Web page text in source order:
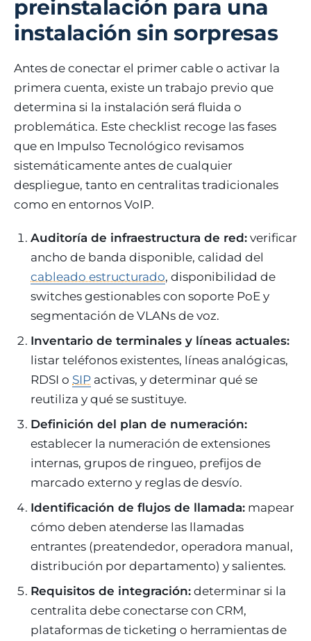
preinstalación para una
instalación sin sorpresas
Antes de conectar el primer cable o activar la
primera cuenta, existe un trabajo previo que
determina si la instalación será fluida o
problemática. Este checklist recoge las fases
que en Impulso Tecnológico revisamos
sistemáticamente antes de cualquier
despliegue, tanto en centralitas tradicionales
como en entornos VoIP.
Auditoría de infraestructura de red: verificar
ancho de banda disponible, calidad del
cableado estructurado, disponibilidad de
switches gestionables con soporte PoE y
segmentación de VLANs de voz.
Inventario de terminales y líneas actuales:
listar teléfonos existentes, líneas analógicas,
RDSI o SIP activas, y determinar qué se
reutiliza y qué se sustituye.
Definición del plan de numeración:
establecer la numeración de extensiones
internas, grupos de ringueo, prefijos de
marcado externo y reglas de desvío.
Identificación de flujos de llamada: mapear
cómo deben atenderse las llamadas
entrantes (preatendedor, operadora manual,
distribución por departamento) y salientes.
Requisitos de integración: determinar si la
centralita debe conectarse con CRM,
plataformas de ticketing o herramientas de